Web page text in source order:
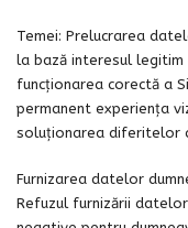
Temei: Prelucrarea
la bază interesul legitim
funcționarea corectă a
permanent experiența
soluționarea diferitelor
Furnizarea datelor
Refuzul furnizării